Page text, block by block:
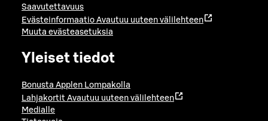
Saavutettavuus
Evästeinformaatio Avautuu uuteen välilehteen
Muuta evästeasetuksia
Yleiset tiedot
Bonusta Applen Lompakolla
Lahjakortit Avautuu uuteen välilehteen
Medialle